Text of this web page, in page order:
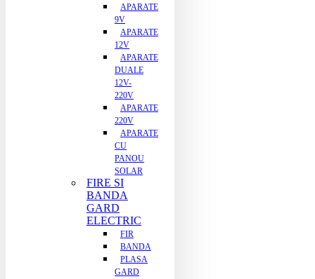
APARATE
9V
APARATE
12V
APARATE
DUALE
12V-
220V
APARATE
220V
APARATE
CU
PANOU
SOLAR
FIRE SI
BANDA
GARD
ELECTRIC
FIR
BANDA
PLASA
GARD